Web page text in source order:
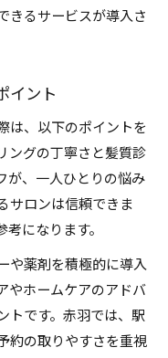
きるサービスが導入さ
イント
は、以下のポイントを
ングの丁寧さと髪質診
が、一人ひとりの悩み
サロンは信頼できま
になります。
や薬剤を積極的に導入
やホームケアのアドバ
トです。赤羽では、駅
約の取りやすさを重視